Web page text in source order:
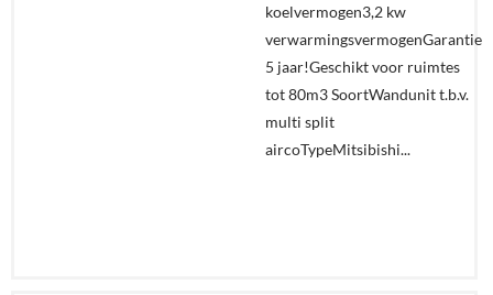
winkelmand
koelvermogen3,2 kw
verwarmingsvermogenGarantie
5 jaar!Geschikt voor ruimtes
tot 80m3 SoortWandunit t.b.v.
multi split
aircoTypeMitsibishi...